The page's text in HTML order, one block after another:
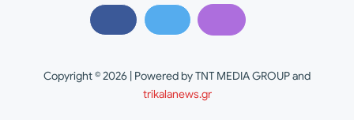
Copyright © 2026 | Powered by TNT MEDIA GROUP and
trikalanews.gr